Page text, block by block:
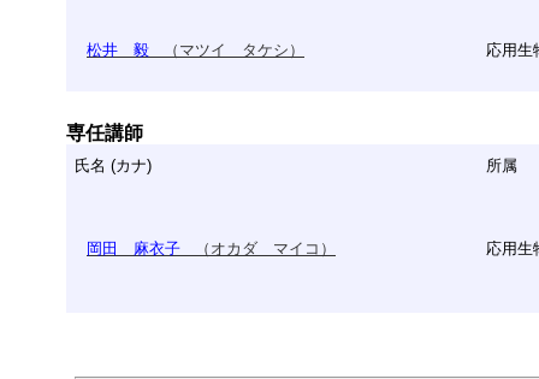
松井 毅 （マツイ タケシ） 応用生
専任講師
氏名 (カナ) 所属
岡田 麻衣子 （オカダ マイコ） 応用生